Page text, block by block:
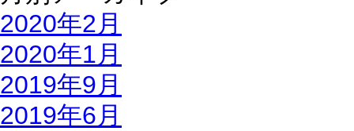
2020年2月
2020年1月
2019年9月
2019年6月